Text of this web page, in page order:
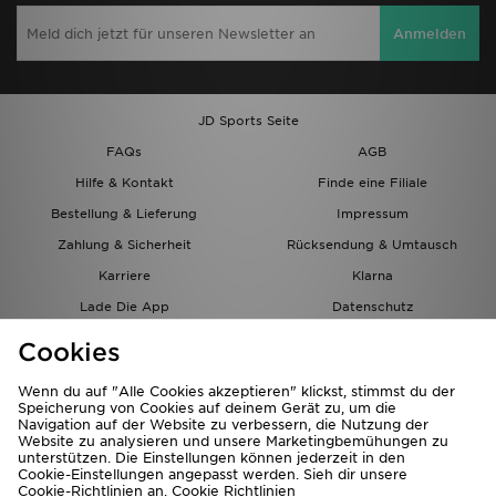
Anmelden
JD Sports Seite
FAQs
AGB
Hilfe & Kontakt
Finde eine Filiale
Bestellung & Lieferung
Impressum
Zahlung & Sicherheit
Rücksendung & Umtausch
Karriere
Klarna
Lade Die App
Datenschutz
Cookies
Wenn du auf "Alle Cookies akzeptieren" klickst, stimmst du der
Speicherung von Cookies auf deinem Gerät zu, um die
Navigation auf der Website zu verbessern, die Nutzung der
Website zu analysieren und unsere Marketingbemühungen zu
unterstützen. Die Einstellungen können jederzeit in den
Cookie-Einstellungen angepasst werden. Sieh dir unsere
Cookie-Richtlinien an. Cookie Richtlinien